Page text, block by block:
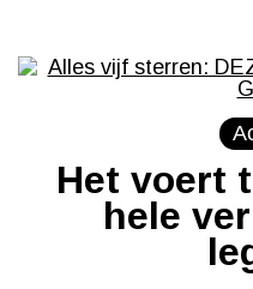
Het voert
hele